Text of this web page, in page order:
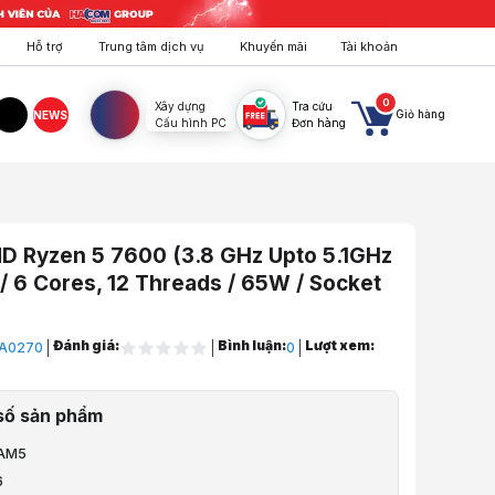
Hỗ trợ Trung tâm dịch vụ Khuyến mãi Tài khoản
TikTok
NEWS
Xây dựng
Cấu hình PC
Tra cứu
Đơn hàng
0
Giỏ hàng
Ryzen 5 7600 (3.8 GHz Upto 5.1GHz
6 Cores, 12 Threads / 65W / Socket
5
5 7600 (3.8 GHz Upto 5.1GHz / 38MB / 6 Cores, 12 Threads /
video sản phẩm
Đánh giá: Bình luận:0
Lượt xem:
sản phẩm